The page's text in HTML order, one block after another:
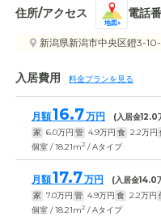
住所/アクセス
地図
電話
新潟県新潟市中央区鐙3-
入居費用 料金プランを見る
月額16.7万円 (入居金12.0
家 6.0万円 管 4.9万円 食 2.2万円
個室 / 18.21m2 / Aタイプ
月額17.7万円 (入居金14.0
家 7.0万円 管 4.9万円 食 2.2万円
個室 / 18.21m2 / Aタイプ